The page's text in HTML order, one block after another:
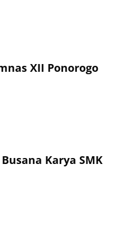
XII Ponorogo
Karya SMK